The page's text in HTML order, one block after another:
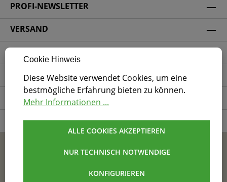
PROFI-NEWSLETTER
VERSAND
SICHERHEIT
SOCIAL MEDIA
ZERTIFIZIERUNG
Impressum
Datenschutz
Cookie Hinweis
Diese Website verwendet Cookies, um eine
bestmögliche Erfahrung bieten zu können.
Mehr Informationen ...
NUR TECHNISCH NOTWENDIGE
KONFIGURIEREN
ALLE COOKIES AKZEPTIEREN